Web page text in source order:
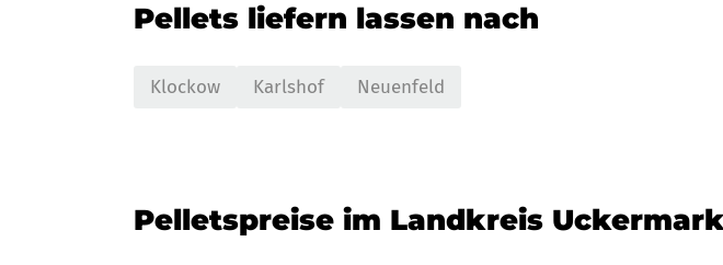
Pellets liefern lassen nach
Klockow Karlshof Neuenfeld
Pelletspreise im Landkreis